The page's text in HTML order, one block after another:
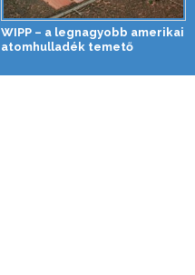
WIPP – a legnagyobb amerikai
atomhulladék temető